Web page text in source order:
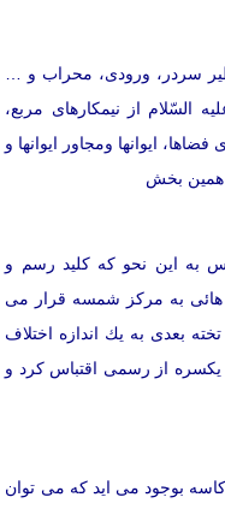
سردر، ورودی، محراب و …
السّلام از نیمكارهای مربع،
ایوانها ومجاور ایوانها و
همین بخش
به این نحو كه كلید رسم و
هائی به مركز شمسه قرار می
بعدی به یك اندازه اختلاف
یكسره از رسمی اقتباس كرد و
بوجود می اید كه می توان